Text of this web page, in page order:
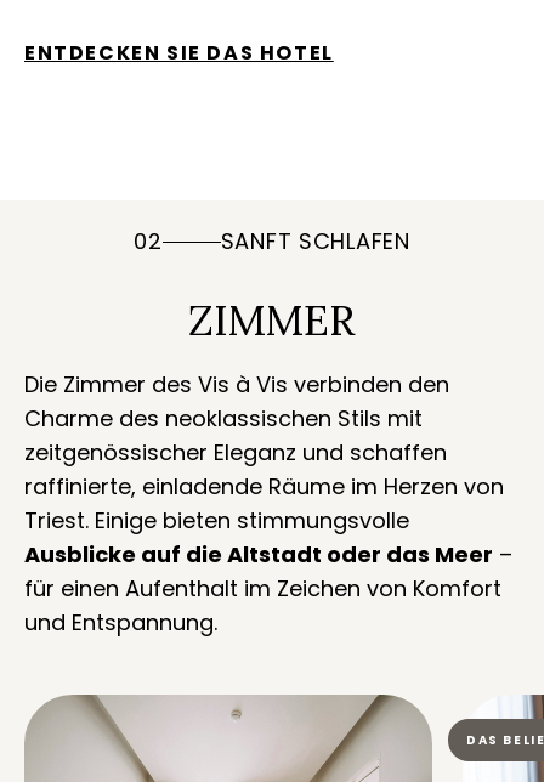
ENTDECKEN SIE DAS HOTEL
02 SANFT SCHLAFEN
ZIMMER
Die Zimmer des Vis à Vis verbinden den
Charme des neoklassischen Stils mit
zeitgenössischer Eleganz und schaffen
raffinierte, einladende Räume im Herzen von
Triest. Einige bieten stimmungsvolle
Ausblicke auf die Altstadt oder das Meer –
für einen Aufenthalt im Zeichen von Komfort
und Entspannung.
DAS